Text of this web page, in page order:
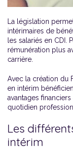
La législation
intérimaires de
les salariés en CDI.
rémunération plus
carrière.
Avec la création du
en intérim
avantages
quotidien
Les
intérim